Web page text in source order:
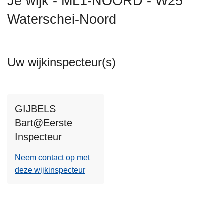
Waterschei-Noord
Uw wijkinspecteur(s)
GIJBELS
Bart@Eerste
Inspecteur
Neem contact op met
deze wijkinspecteur